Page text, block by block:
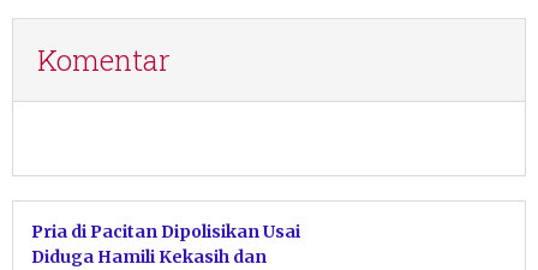
Komentar
Pria di Pacitan Dipolisikan Usai
Diduga Hamili Kekasih dan